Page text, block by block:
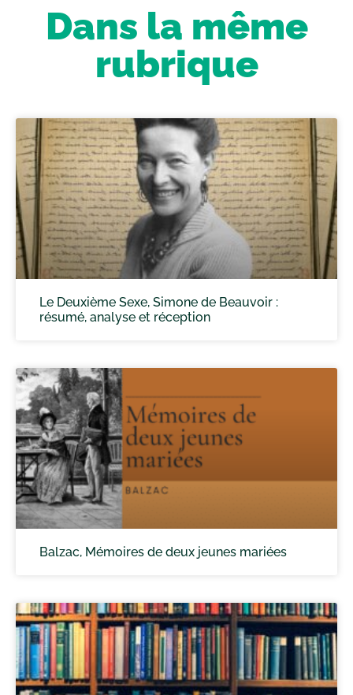
Dans la même
rubrique
Le Deuxième Sexe, Simone de Beauvoir :
résumé, analyse et réception
Balzac, Mémoires de deux jeunes mariées